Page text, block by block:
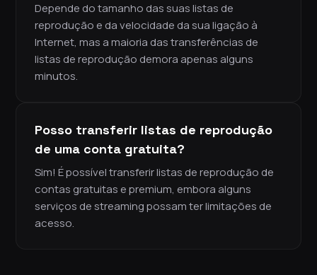
Depende do tamanho das suas listas de
reprodução e da velocidade da sua ligação à
Internet, mas a maioria das transferências de
listas de reprodução demora apenas alguns
minutos.
Posso transferir listas de reprodução
de uma conta gratuita?
Sim! É possível transferir listas de reprodução de
contas gratuitas e premium, embora alguns
serviços de streaming possam ter limitações de
acesso.